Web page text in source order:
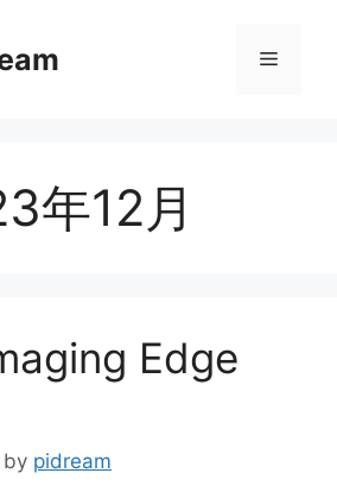
メ
年12月
Edge
by pidream